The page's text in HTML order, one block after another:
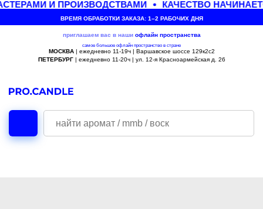
И ПРОИЗВОДСТВАМИ КАЧЕСТВО
ВРЕМЯ ОБРАБОТКИ ЗАКАЗА: 1–2 РАБОЧИХ ДНЯ
приглашаем вас в наши офлайн пространства
самое большое офлайн пространство в стране
МОСКВА| ежедневно 11-19ч | Варшавское шоссе 129к2с2
ПЕТЕРБУРГ| ежедневно 11-20ч | ул. 12-я Красноармейская д. 26